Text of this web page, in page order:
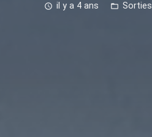
access_time il y a 4 ans folder_open Sorties